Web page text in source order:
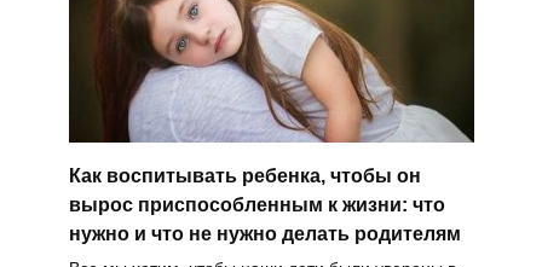
Как воспитывать ребенка, чтобы он
вырос приспособленным к жизни: что
нужно и что не нужно делать родителям